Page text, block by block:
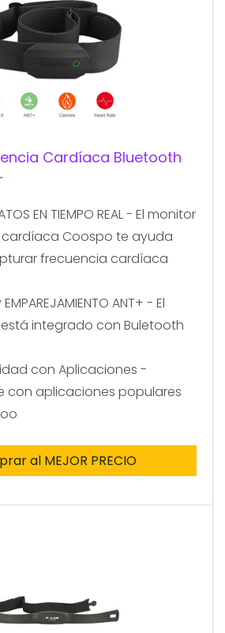
Cardíaca Bluetooth
EN TIEMPO REAL - El monitor
Coospo te ayuda
frecuencia cardíaca
ANT+ - El
integrado con Buletooth
con Aplicaciones -
con aplicaciones populares
al MEJOR PRECIO